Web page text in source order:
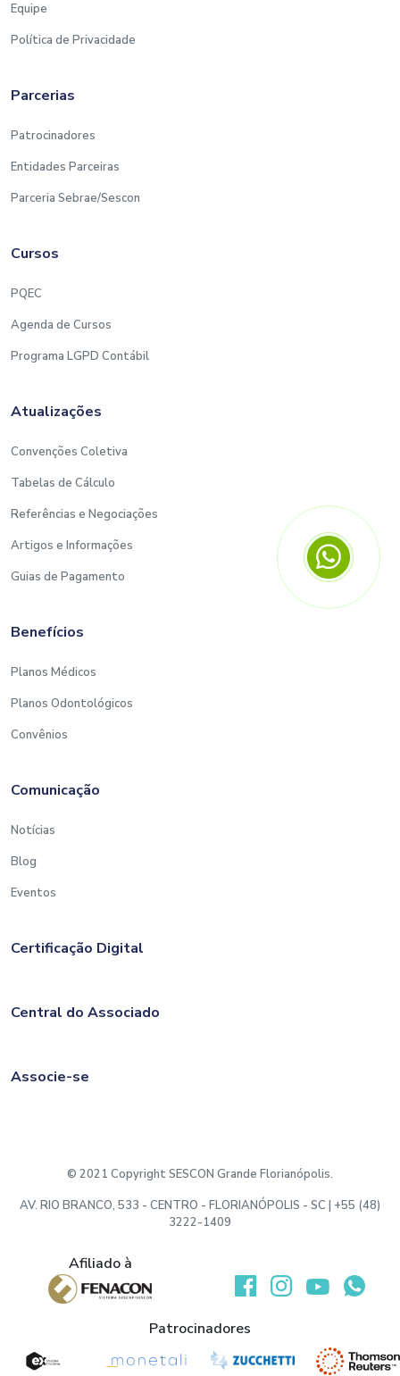
Equipe
Política de Privacidade
Parcerias
Patrocinadores
Entidades Parceiras
Parceria Sebrae/Sescon
Cursos
PQEC
Agenda de Cursos
Programa LGPD Contábil
Atualizações
Convenções Coletiva
Tabelas de Cálculo
Referências e Negociações
Artigos e Informações
Guias de Pagamento
Benefícios
Planos Médicos
Planos Odontológicos
Convênios
Comunicação
Notícias
Blog
Eventos
Certificação Digital
Central do Associado
Associe-se
© 2021 Copyright SESCON Grande Florianópolis.
AV. RIO BRANCO, 533 - CENTRO - FLORIANÓPOLIS - SC | +55 (48)
3222-1409
Afiliado à
Desenvolvido por:
Patrocinadores